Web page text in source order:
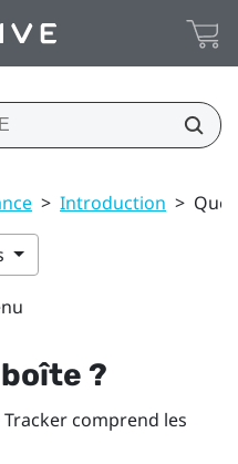
> Introduction > Que
?
Tracker comprend les